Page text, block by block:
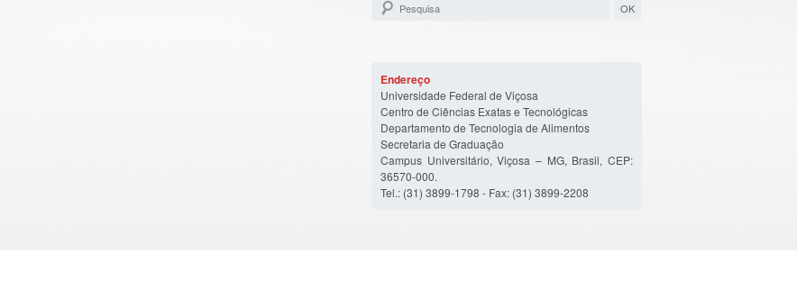
Endereço
Universidade Federal de Viçosa
Centro de Ciências Exatas e Tecnológicas
Departamento de Tecnologia de Alimentos
Secretaria de Graduação
Campus Universitário, Viçosa – MG, Brasil, CEP:
36570-000.
Tel.: (31) 3899-1798 - Fax: (31) 3899-2208